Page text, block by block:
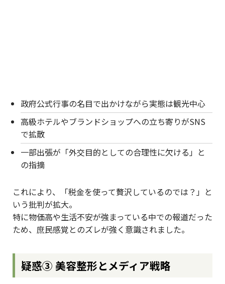
政府公式行事の名目で出かけながら実態は観光中心
高級ホテルやブランドショップへの立ち寄りがSNS
で拡散
一部出張が「外交目的としての合理性に欠ける」と
の指摘
これにより、「税金を使って贅沢しているのでは？」と
いう批判が拡大。
特に物価高や生活不安が強まっている中での報道だった
ため、庶民感覚とのズレが強く意識されました。
疑惑③ 美容整形とメディア戦略